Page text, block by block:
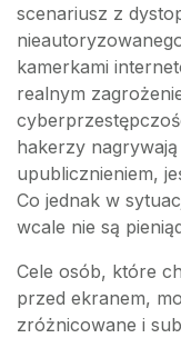
scenariusz z
kamerkami
realnym
hakerzy
upublicznieniem,
Co jednak w
wcale nie są
Cele osób, które
przed ekranem,
zróżnicowane i